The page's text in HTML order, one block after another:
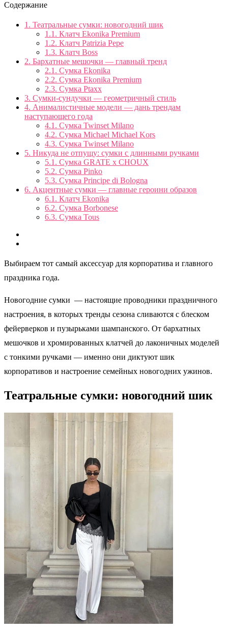
Содержание
1. Театральные сумки: новогодний шик
1.1. Клатч Ekonika Premium
1.2. Клатч Patrizia Pepe
1.3. Клатч Boss
2. Бархатные мешочки — главный тренд
2.1. Сумка Ekonika
2.2. Сумка Ekonika Premium
2.3. Сумка Ptaxx
3. Сумки-сундучки — геометричный стиль
4. Анималистичные модели — дань трендам
наступающего года
4.1. Сумка Twinset Milano
4.2. Сумка Michael Michael Kors
4.3. Сумка Twinset Milano
5. Никуда не отпущу: сумки с длинными ручками
5.1. Сумка GRATE x CHOUX
5.2. Сумка Pinko
5.3. Сумка Principe di Bologna
6. Акцентные сумки — главные героини образов
6.1. Клатч Ekonika
6.2. Сумка Borbonese
6.3. Сумка Tous
Выбираем тот самый аксессуар для корпоратива и главного
праздника года.
Новогодние сумки — настоящие проводники праздничного
настроения, в которых тренды сезона сливаются с блеском
фейерверков и пузырьками шампанского. От бархатных
мешочков и хромированных клатчей до лаконичных моделей
с тонкими ручками — именно они диктуют шик
корпоративов и настроение семейных новогодних ужинов.
Театральные сумки: новогодний шик